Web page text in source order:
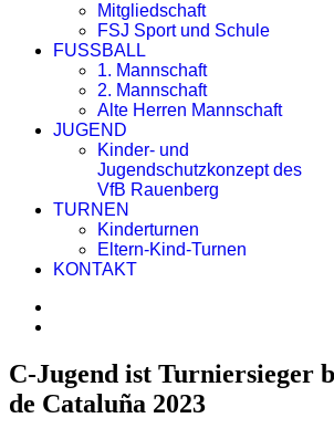
Mitgliedschaft
FSJ Sport und Schule
FUSSBALL
1. Mannschaft
2. Mannschaft
Alte Herren Mannschaft
JUGEND
Kinder- und
Jugendschutzkonzept des
VfB Rauenberg
TURNEN
Kinderturnen
Eltern-Kind-Turnen
KONTAKT
C-Jugend ist Turniersieger
de Cataluña 2023